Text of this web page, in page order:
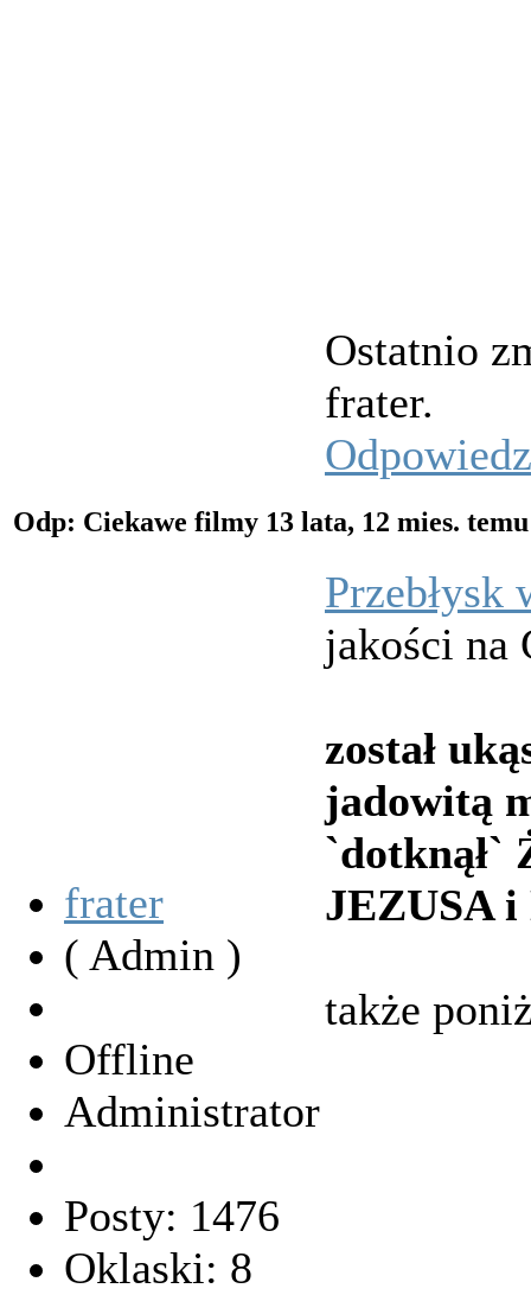
Ostatnio
frater.
Odpowiedz
Odp: Ciekawe filmy 13 lata, 12 mies.
frater
( Admin )
Offline
Administrator
Posty: 1476
Oklaski: 8
Przebłysk
jakości na
został
jadowitą
`dotknął`
JEZUSA i
także